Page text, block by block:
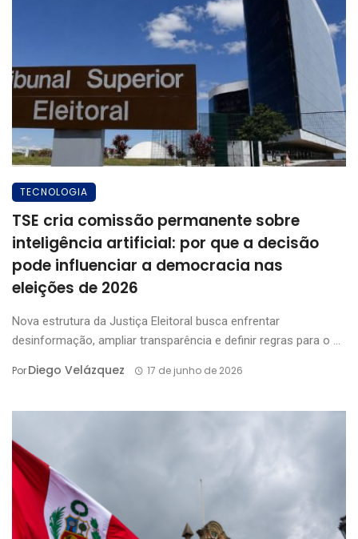
TECNOLOGIA
TSE cria comissão permanente sobre
inteligência artificial: por que a decisão
pode influenciar a democracia nas
eleições de 2026
Nova estrutura da Justiça Eleitoral busca enfrentar
desinformação, ampliar transparência e definir regras para o ...
PorDiego Velázquez 17 de junho de 2026